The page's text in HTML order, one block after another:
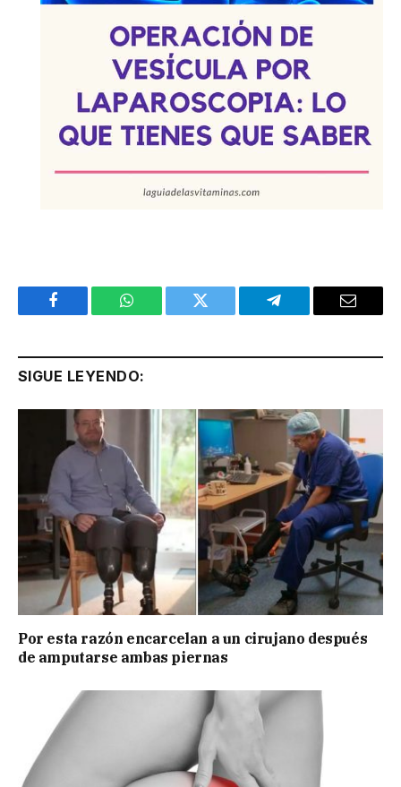
Facebook WhatsApp Twitter Telegram Email
SIGUE LEYENDO:
Por esta razón encarcelan a un cirujano después
de amputarse ambas piernas